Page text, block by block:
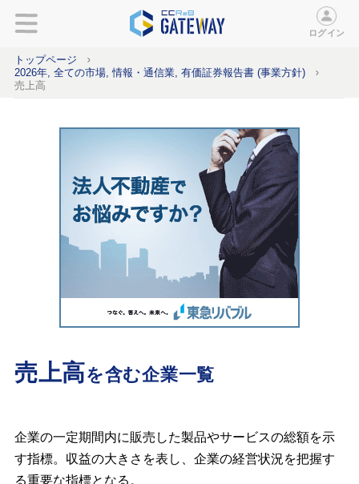
ログイン
トップページ
2026年, 全ての市場, 情報・通信業, 有価証券報告書 (事業方針)
売上高
売上高を含む企業一覧
企業の一定期間内に販売した製品やサービスの総額を示
す指標。収益の大きさを表し、企業の経営状況を把握す
る重要な指標となる。